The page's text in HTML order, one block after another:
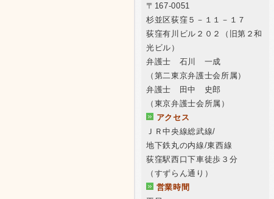
〒167-0051
杉並区荻窪５－１１－１７
荻窪有川ビル２０２（旧第２和
光ビル）
弁護士 石川 一成
（第二東京弁護士会所属）
弁護士 田中 史郎
（東京弁護士会所属）
アクセス
ＪＲ中央線総武線/
地下鉄丸の内線/東西線
荻窪駅西口下車徒歩３分
（すずらん通り）
営業時間